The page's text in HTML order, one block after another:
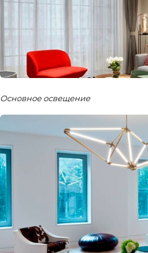
Основное освещение